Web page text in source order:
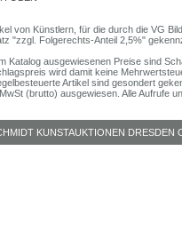
von Künstlern, für die durch die VG
"zzgl. Folgerechts-Anteil 2,5%"
Katalog ausgewiesenen Preise sind
wird damit keine
Artikel sind gesondert
(brutto) ausgewiesen. Alle Aufrufe
KUNSTAUKTIONEN DRESDEN